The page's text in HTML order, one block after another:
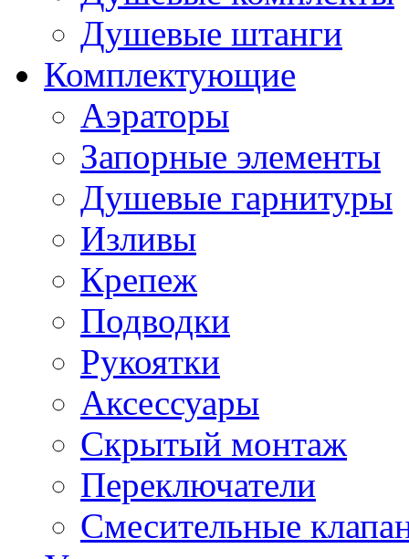
Душевые штанги
Комплектующие
Аэраторы
Запорные элементы
Душевые гарнитуры
Изливы
Крепеж
Подводки
Рукоятки
Аксессуары
Скрытый монтаж
Переключатели
Смесительные